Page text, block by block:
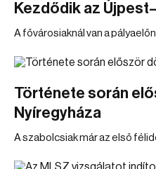
Kezdődik az
A fővárosiaknál van a
Története során
Nyíregyháza
A szabolcsiak már az első